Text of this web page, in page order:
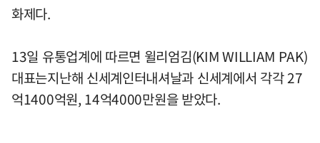
화제다.
13일 유통업계에 따르면 윌리엄김(KIM WILLIAM PAK)
대표는지난해 신세계인터내셔날과 신세계에서 각각 27
억1400억원, 14억4000만원을 받았다.